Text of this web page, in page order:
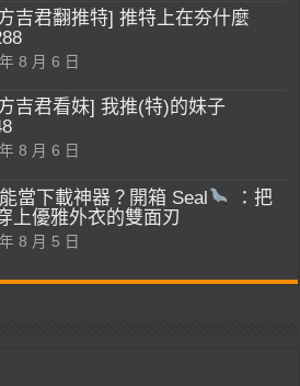
吉君翻推特] 推特上在夯什麼
8 月 6 日
吉君看妹] 我推(特)的妹子
8 月 6 日
當下載神器？開箱 Seal
：把
上優雅外衣的雙面刃
8 月 5 日